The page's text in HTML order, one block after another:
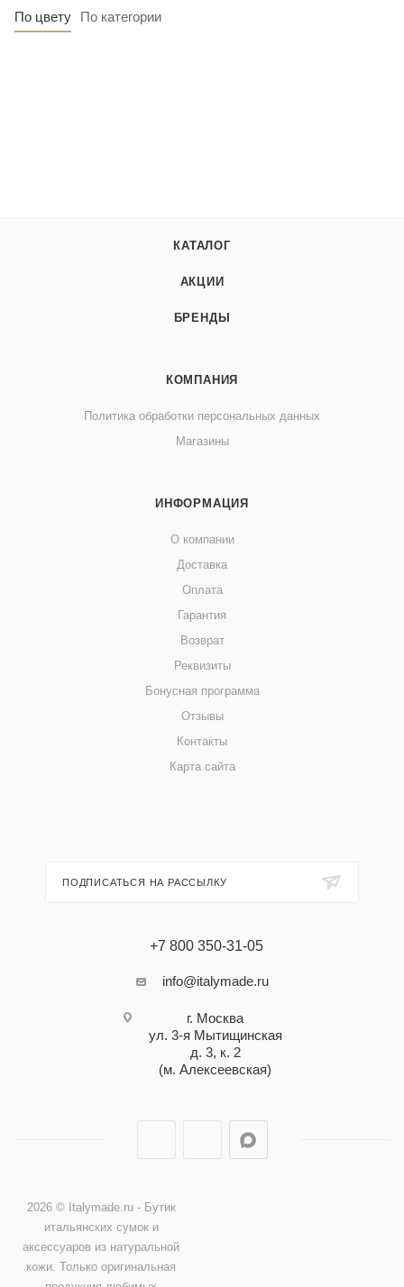
По цвету По категории
КАТАЛОГ
АКЦИИ
БРЕНДЫ
КОМПАНИЯ
Политика обработки персональных данных
Магазины
ИНФОРМАЦИЯ
О компании
Доставка
Оплата
Гарантия
Возврат
Реквизиты
Бонусная программа
Отзывы
Контакты
Карта сайта
ПОДПИСАТЬСЯ НА РАССЫЛКУ
+7 800 350-31-05
info@italymade.ru
г. Москва
ул. 3-я Мытищинская
д. 3, к. 2
(м. Алексеевская)
2026 © Italymade.ru - Бутик
итальянских сумок и
аксессуаров из натуральной
кожи. Только оригинальная